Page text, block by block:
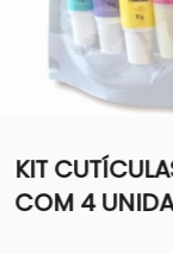
KIT
COM 4